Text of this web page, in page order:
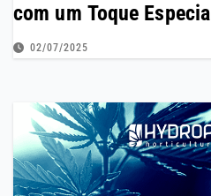
com um Toque Especial
02/07/2025